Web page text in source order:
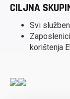
CILJNA
Svi
korištenja